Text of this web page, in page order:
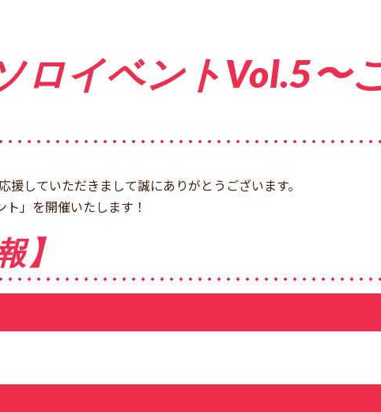
ロイベントVol.5〜
していただきまして誠にありがとうございます。
」を開催いたします！
】